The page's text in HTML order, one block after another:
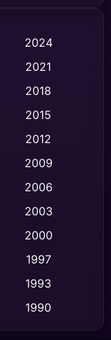
(47)
(436)
(513)
(10)
(59)
2024
2021
2018
2015
2012
2009
2006
2003
2000
1997
1993
1990
1986